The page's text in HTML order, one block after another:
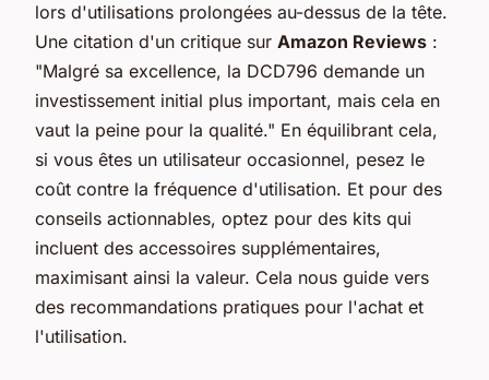
lors d'utilisations prolongées au-dessus de la tête.
Une citation d'un critique sur Amazon Reviews :
"Malgré sa excellence, la DCD796 demande un
investissement initial plus important, mais cela en
vaut la peine pour la qualité." En équilibrant cela,
si vous êtes un utilisateur occasionnel, pesez le
coût contre la fréquence d'utilisation. Et pour des
conseils actionnables, optez pour des kits qui
incluent des accessoires supplémentaires,
maximisant ainsi la valeur. Cela nous guide vers
des recommandations pratiques pour l'achat et
l'utilisation.